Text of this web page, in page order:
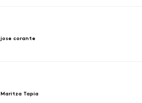
jose corante
Maritza Tapia